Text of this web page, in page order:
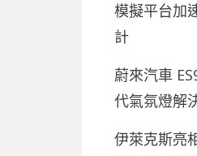
模擬平台加
計
蔚來汽車
代氣氛燈解
伊萊克斯亮